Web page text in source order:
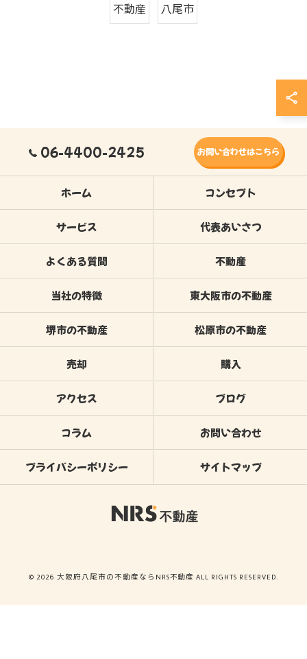
不動産 八尾市
06-4400-2425 お問い合わせはこちら
ホーム コンセプト
サービス 代表あいさつ
よくある質問 不動産
当社の特徴 東大阪市の不動産
堺市の不動産 松原市の不動産
売却 購入
アクセス ブログ
コラム お問い合わせ
プライバシーポリシー サイトマップ
© 2026 大阪府八尾市の不動産ならNRS不動産 ALL RIGHTS RESERVED.